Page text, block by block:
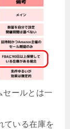
セールとは一
ている在庫を